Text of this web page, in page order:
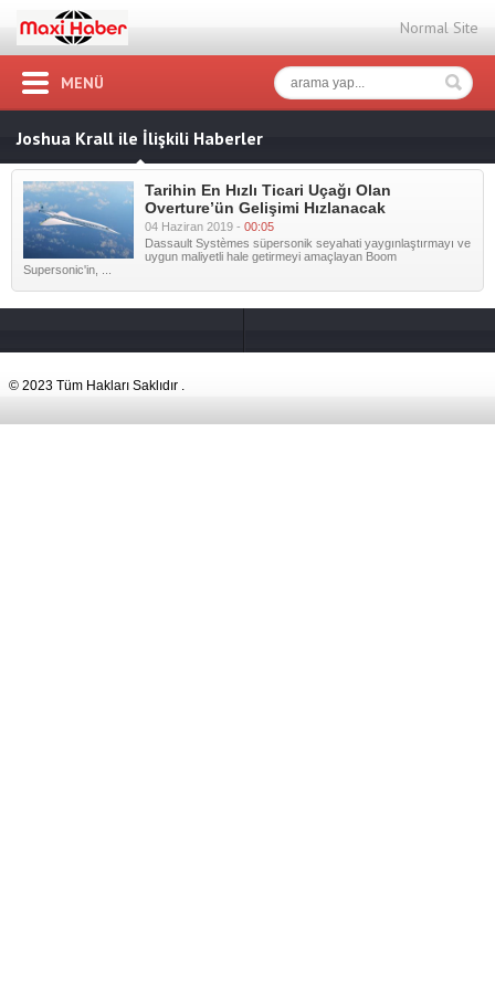
Normal Site
MENÜ
Joshua Krall ile İlişkili Haberler
Tarihin En Hızlı Ticari Uçağı Olan
Overture’ün Gelişimi Hızlanacak
04 Haziran 2019 - 00:05
Dassault Systèmes süpersonik seyahati yaygınlaştırmayı ve
uygun maliyetli hale getirmeyi amaçlayan Boom
Supersonic'in, ...
© 2023 Tüm Hakları Saklıdır .